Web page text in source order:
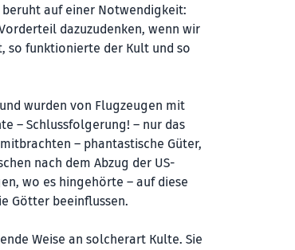
auf einer Notwendigkeit:
dazuzudenken, wenn wir
so funktionierte der Kult und so
wurden von Flugzeugen mit
– Schlussfolgerung! – nur das
– phantastische Güter,
nach dem Abzug der US-
wo es hingehörte – auf diese
Götter beeinflussen.
Weise an solcherart Kulte. Sie